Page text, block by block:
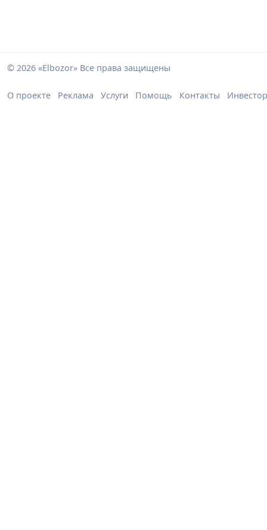
© 2026 «Elbozor» Все права защищены
О проекте Реклама Услуги Помощь Контакты